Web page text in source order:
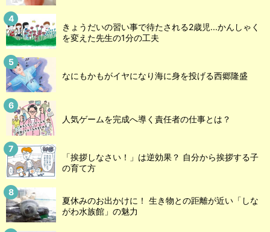
きょうだいの習い事で待たされる2歳児...かんしゃく
を変えた先生の1分の工夫
なにもかもがイヤになり海に身を投げる西郷隆盛
人気ゲームを完成へ導く責任者の仕事とは？
「挨拶しなさい！」は逆効果？ 自分から挨拶する子
の育て方
夏休みのお出かけに！ 生き物との距離が近い「しな
がわ水族館」の魅力